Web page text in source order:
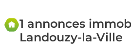
1 annonces
Landouzy-la-Ville